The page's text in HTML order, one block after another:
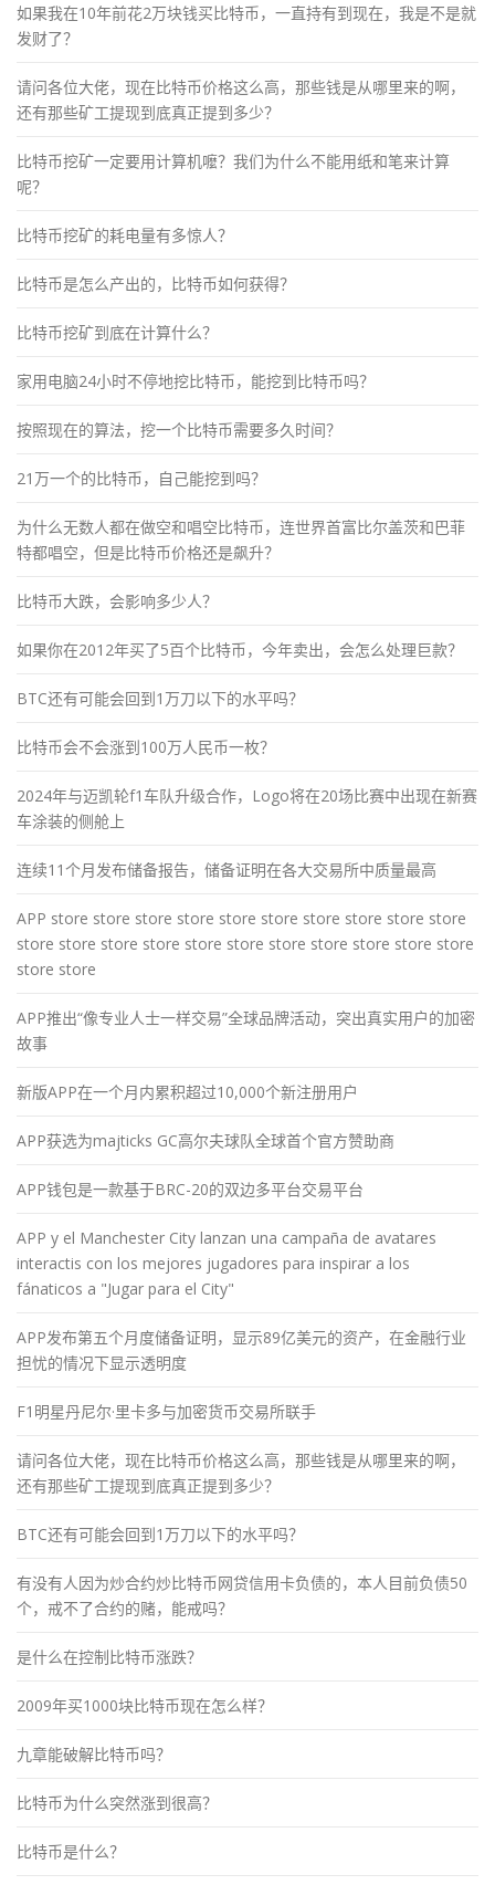
如果我在10年前花2万块钱买比特币，一直持有到现在，我是不是就
发财了？
请问各位大佬，现在比特币价格这么高，那些钱是从哪里来的啊，
还有那些矿工提现到底真正提到多少？
比特币挖矿一定要用计算机嚒？我们为什么不能用纸和笔来计算
呢？
比特币挖矿的耗电量有多惊人？
比特币是怎么产出的，比特币如何获得？
比特币挖矿到底在计算什么？
家用电脑24小时不停地挖比特币，能挖到比特币吗？
按照现在的算法，挖一个比特币需要多久时间？
21万一个的比特币，自己能挖到吗？
为什么无数人都在做空和唱空比特币，连世界首富比尔盖茨和巴菲
特都唱空，但是比特币价格还是飙升？
比特币大跌，会影响多少人？
如果你在2012年买了5百个比特币，今年卖出，会怎么处理巨款？
BTC还有可能会回到1万刀以下的水平吗？
比特币会不会涨到100万人民币一枚？
2024年与迈凯轮f1车队升级合作，Logo将在20场比赛中出现在新赛
车涂装的侧舱上
连续11个月发布储备报告，储备证明在各大交易所中质量最高
APP store store store store store store store store store store
store store store store store store store store store store store
store store
APP推出“像专业人士一样交易”全球品牌活动，突出真实用户的加密
故事
新版APP在一个月内累积超过10,000个新注册用户
APP获选为majticks GC高尔夫球队全球首个官方赞助商
APP钱包是一款基于BRC-20的双边多平台交易平台
APP y el Manchester City lanzan una campaña de avatares
interactis con los mejores jugadores para inspirar a los
fánaticos a "Jugar para el City"
APP发布第五个月度储备证明，显示89亿美元的资产，在金融行业
担忧的情况下显示透明度
F1明星丹尼尔·里卡多与加密货币交易所联手
请问各位大佬，现在比特币价格这么高，那些钱是从哪里来的啊，
还有那些矿工提现到底真正提到多少？
BTC还有可能会回到1万刀以下的水平吗？
有没有人因为炒合约炒比特币网贷信用卡负债的，本人目前负债50
个，戒不了合约的赌，能戒吗？
是什么在控制比特币涨跌？
2009年买1000块比特币现在怎么样？
九章能破解比特币吗？
比特币为什么突然涨到很高？
比特币是什么？